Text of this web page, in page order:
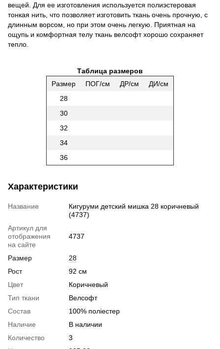
вещей. Для ее изготовления используется полиэстеровая
тонкая нить, что позволяет изготовить ткань очень прочную, с
длинным ворсом, но при этом очень легкую. Приятная на
ощупь и комфортная телу ткань велсофт хорошо сохраняет
тепло.
Таблица размеров
Размер
ПОГ/см ДР/см
ДИ/см
28
30
32
34
36
Характеристики
Название
Кигуруми детский мишка 28 коричневый
(4737)
Артикул для
отображения
на сайте
4737
Размер
28
Рост
92 см
Цвет
Коричневый
Тип ткани
Велсофт
Состав
100% поліестер
Наличие
В наличии
Количество
3